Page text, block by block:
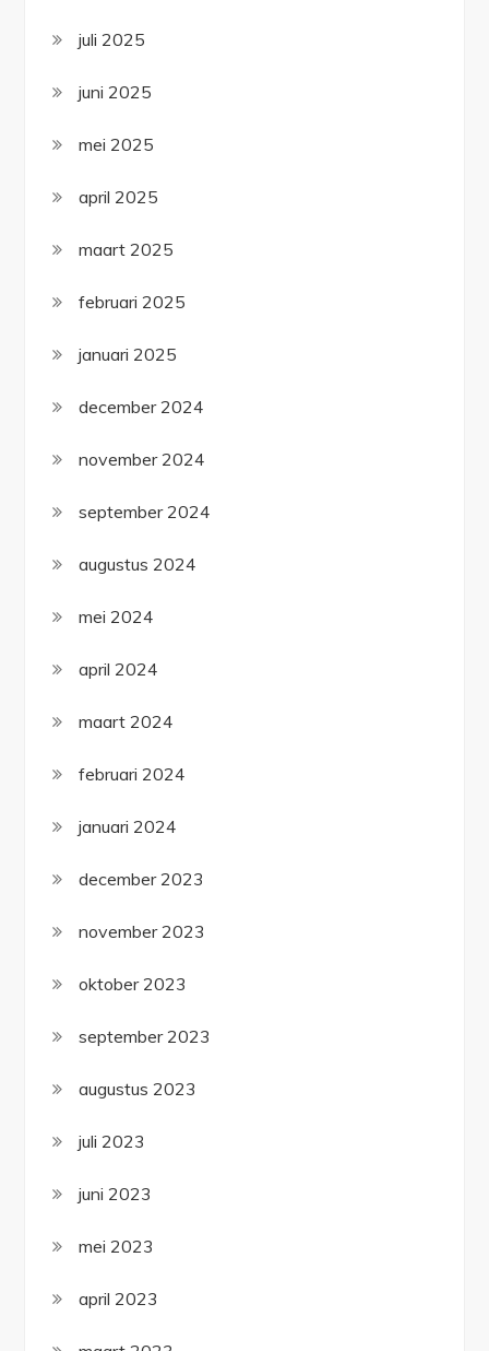
juli 2025
juni 2025
mei 2025
april 2025
maart 2025
februari 2025
januari 2025
december 2024
november 2024
september 2024
augustus 2024
mei 2024
april 2024
maart 2024
februari 2024
januari 2024
december 2023
november 2023
oktober 2023
september 2023
augustus 2023
juli 2023
juni 2023
mei 2023
april 2023